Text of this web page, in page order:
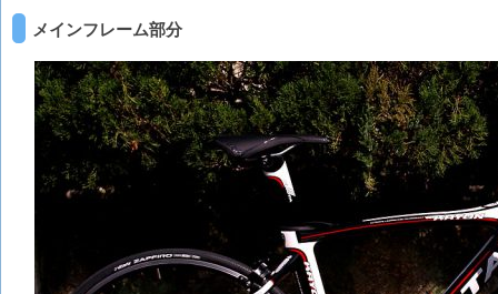
メインフレーム部分